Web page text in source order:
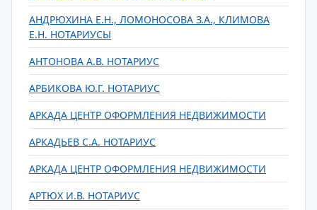
АНДРЮХИНА Е.Н., ЛОМОНОСОВА З.А., КЛИМОВА
Е.Н. НОТАРИУСЫ
АНТОНОВА А.В. НОТАРИУС
АРБИКОВА Ю.Г. НОТАРИУС
АРКАДА ЦЕНТР ОФОРМЛЕНИЯ НЕДВИЖИМОСТИ
АРКАДЬЕВ С.А. НОТАРИУС
АРКАДА ЦЕНТР ОФОРМЛЕНИЯ НЕДВИЖИМОСТИ
АРТЮХ И.В. НОТАРИУС